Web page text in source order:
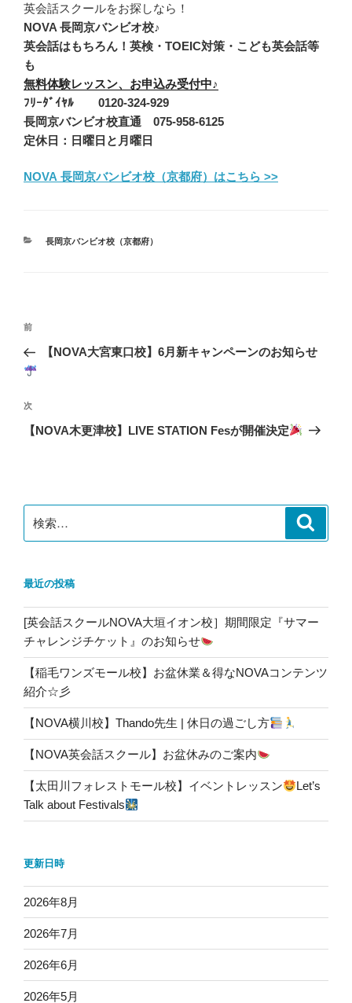
英会話スクールをお探しなら！
NOVA 長岡京バンビオ校♪
英会話はもちろん！英検・TOEIC対策・こども英会話等
も
無料体験レッスン、お申込み受付中♪
ﾌﾘｰﾀﾞｲﾔﾙ 0120-324-929
長岡京バンビオ校直通 075-958-6125
定休日：日曜日と月曜日
NOVA 長岡京バンビオ校（京都府）はこちら >>
カ
長岡京バンビオ校（京都府）
投
ナ
ゲ
ー
前
の
投
前
【NOVA大宮東口校】6月新キャンペーンのお知らせ
次
の
次
【NOVA木更津校】LIVE STATION Fesが開催決定
索:
最近の投稿
[英会話スクールNOVA大垣イオン校］期間限定『サマー
チャレンジチケット』のお知らせ
【稲毛ワンズモール校】お盆休業＆得なNOVAコンテンツ
紹介☆彡
【NOVA横川校】Thando先生 | 休日の過ごし方
【NOVA英会話スクール】お盆休みのご案内
【太田川フォレストモール校】イベントレッスン
Let’s
Talk about Festivals
更新日時
2026年8月
2026年7月
2026年6月
2026年5月